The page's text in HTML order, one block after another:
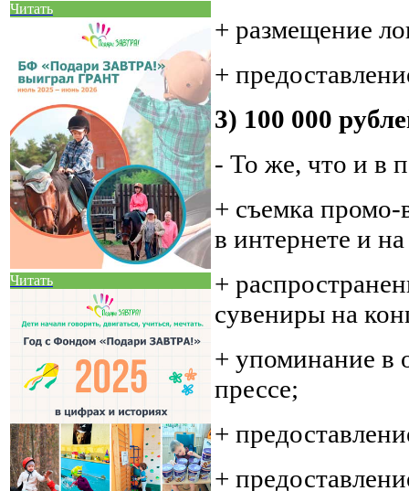
Читать
Читать
+ размещение
+
3) 100 000
- То же, что и в
+ съемка
в интернете и
+
сувениры на
+ упоминание в
прессе;
+
+